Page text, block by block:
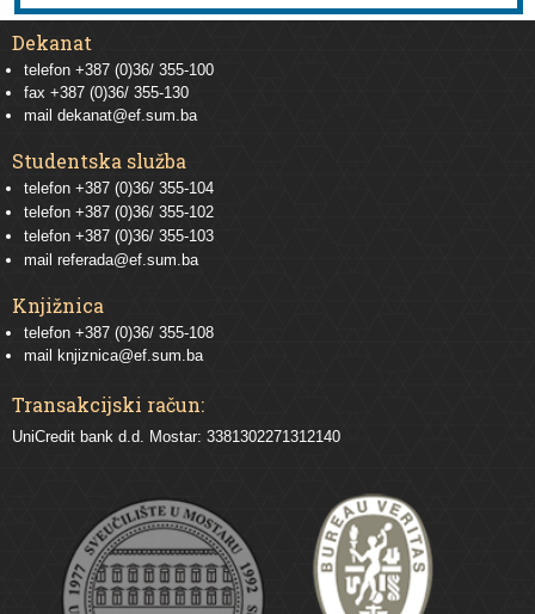
Dekanat
telefon +387 (0)36/ 355-100
fax +387 (0)36/ 355-130
mail dekanat@ef.sum.ba
Studentska služba
telefon +387 (0)36/ 355-104
telefon +387 (0)36/ 355-102
telefon +387 (0)36/ 355-103
mail referada@ef.sum.ba
Knjižnica
telefon +387 (0)36/ 355-108
mail
knjiznica@ef.sum.ba
Transakcijski račun:
UniCredit bank d.d. Mostar: 3381302271312140